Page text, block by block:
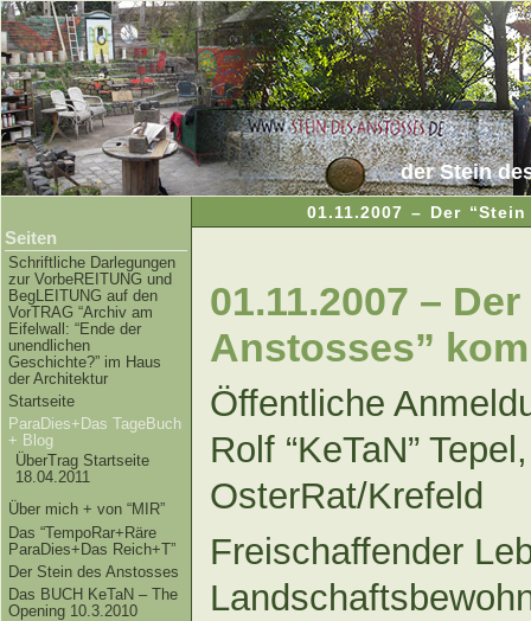
der Stein
01.11.2007 – Der
Seiten
Schriftliche Darlegungen
zur VorbeREITUNG und
BegLEITUNG auf den
VorTRAG “Archiv am
Eifelwall: “Ende der
unendlichen
Geschichte?” im Haus
der Architektur
Startseite
ParaDies+Das TageBuch
+ Blog
ÜberTrag Startseite
18.04.2011
Über mich + von “MIR”
Das “TempoRar+Räre
ParaDies+Das Reich+T”
Der Stein des Anstosses
Das BUCH KeTaN – The
Opening 10.3.2010
01.11.2007 –
Anstosses”
Öffentliche
Rolf “KeTaN”
OsterRat/Krefeld
Freischaffender